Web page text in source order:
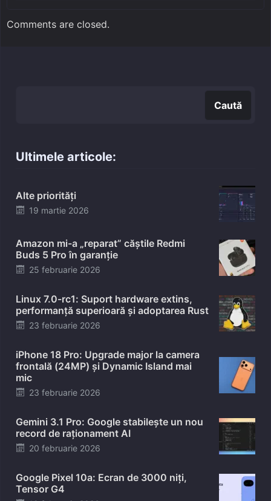
Comments are closed.
Caută
Ultimele articole:
Alte priorități
Posted
19 martie 2026
Amazon mi-a „reparat” căștile Redmi
Buds 5 Pro în garanție
Posted
25 februarie 2026
Linux 7.0-rc1: Suport hardware extins,
performanță superioară și adoptarea Rust
Posted
23 februarie 2026
iPhone 18 Pro: Upgrade major la camera
frontală (24MP) și Dynamic Island mai
mic
Posted
23 februarie 2026
Gemini 3.1 Pro: Google stabilește un nou
record de raționament AI
Posted
20 februarie 2026
Google Pixel 10a: Ecran de 3000 niți,
Tensor G4